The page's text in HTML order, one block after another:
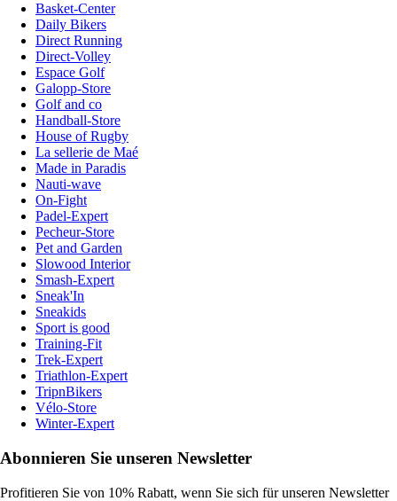
Basket-Center
Daily Bikers
Direct Running
Direct-Volley
Espace Golf
Galopp-Store
Golf and co
Handball-Store
House of Rugby
La sellerie de Maé
Made in Paradis
Nauti-wave
On-Fight
Padel-Expert
Pecheur-Store
Pet and Garden
Slowood Interior
Smash-Expert
Sneak'In
Sneakids
Sport is good
Training-Fit
Trek-Expert
Triathlon-Expert
TripnBikers
Vélo-Store
Winter-Expert
Abonnieren Sie unseren Newsletter
Profitieren Sie von 10% Rabatt, wenn Sie sich für unseren Newsletter